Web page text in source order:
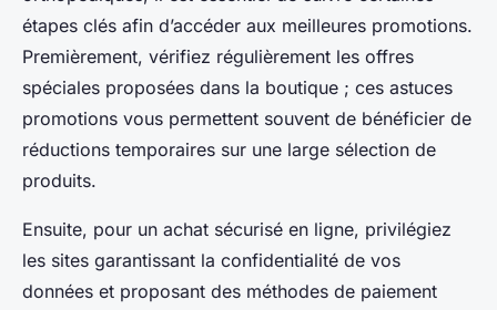
étapes clés afin d’accéder aux meilleures promotions.
Premièrement, vérifiez régulièrement les offres
spéciales proposées dans la boutique ; ces astuces
promotions vous permettent souvent de bénéficier de
réductions temporaires sur une large sélection de
produits.
Ensuite, pour un achat sécurisé en ligne, privilégiez
les sites garantissant la confidentialité de vos
données et proposant des méthodes de paiement